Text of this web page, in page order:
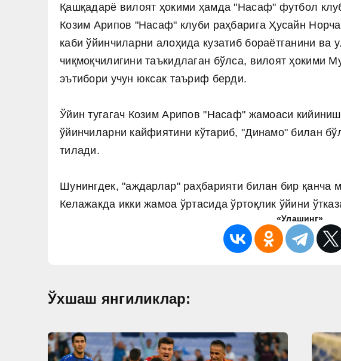
Қашқадарё вилоят ҳокими ҳамда "Насаф" футбол
Козим Арипов "Насаф" клуби раҳбарига Ҳусайн
каби ўйинчиларни алоҳида кузатиб бораётганини
чиқмоқчилигини таъкидлаган бўлса, вилоят ҳокими
эътибори учун юксак таъриф берди.
Ўйин тугагач Козим Арипов "Насаф" жамоаси
ўйинчиларни кайфиятини кўтариб, "Динамо" билан
тилади.
Шунингдек, "аждарлар" раҳбарияти билан бир қанча
Келажакда икки жамоа ўртасида ўртоқлик ўйини
«Улашинг»
Ўхшаш янгиликлар: